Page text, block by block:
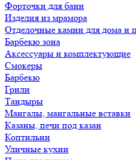
Форточки для бани
Изделия из мрамора
Отделочные камни для дома и
Барбекю зона
Аксессуары и комплектующие
Смокеры
Барбекю
Грили
Тандыры
Мангалы, мангальные вставки
Казаны, печи под казан
Коптильни
Уличные кухни